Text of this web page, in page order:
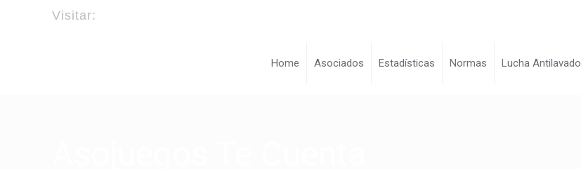
Visitar:
Home Asociados Estadísticas Normas Lucha Antilavado